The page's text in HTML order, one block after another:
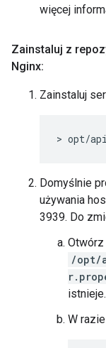
więcej
Zainstaluj z
Nginx:
Zainstaluj
> opt/
Domyślnie
używania
3939. Do
/opt/
istnieje.
W